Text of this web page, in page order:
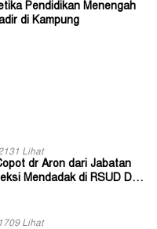
Pendidikan Menengah
di Kampung
Lihat
dr Aron dari Jabatan
Mendadak di RSUD Dok
Lihat